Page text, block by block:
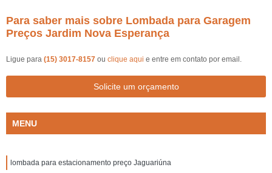
Para saber mais sobre Lombada para Garagem
Preços Jardim Nova Esperança
Ligue para (15) 3017-8157 ou clique aqui e entre em contato por email.
Solicite um orçamento
MENU
lombada para estacionamento preço Jaguariúna